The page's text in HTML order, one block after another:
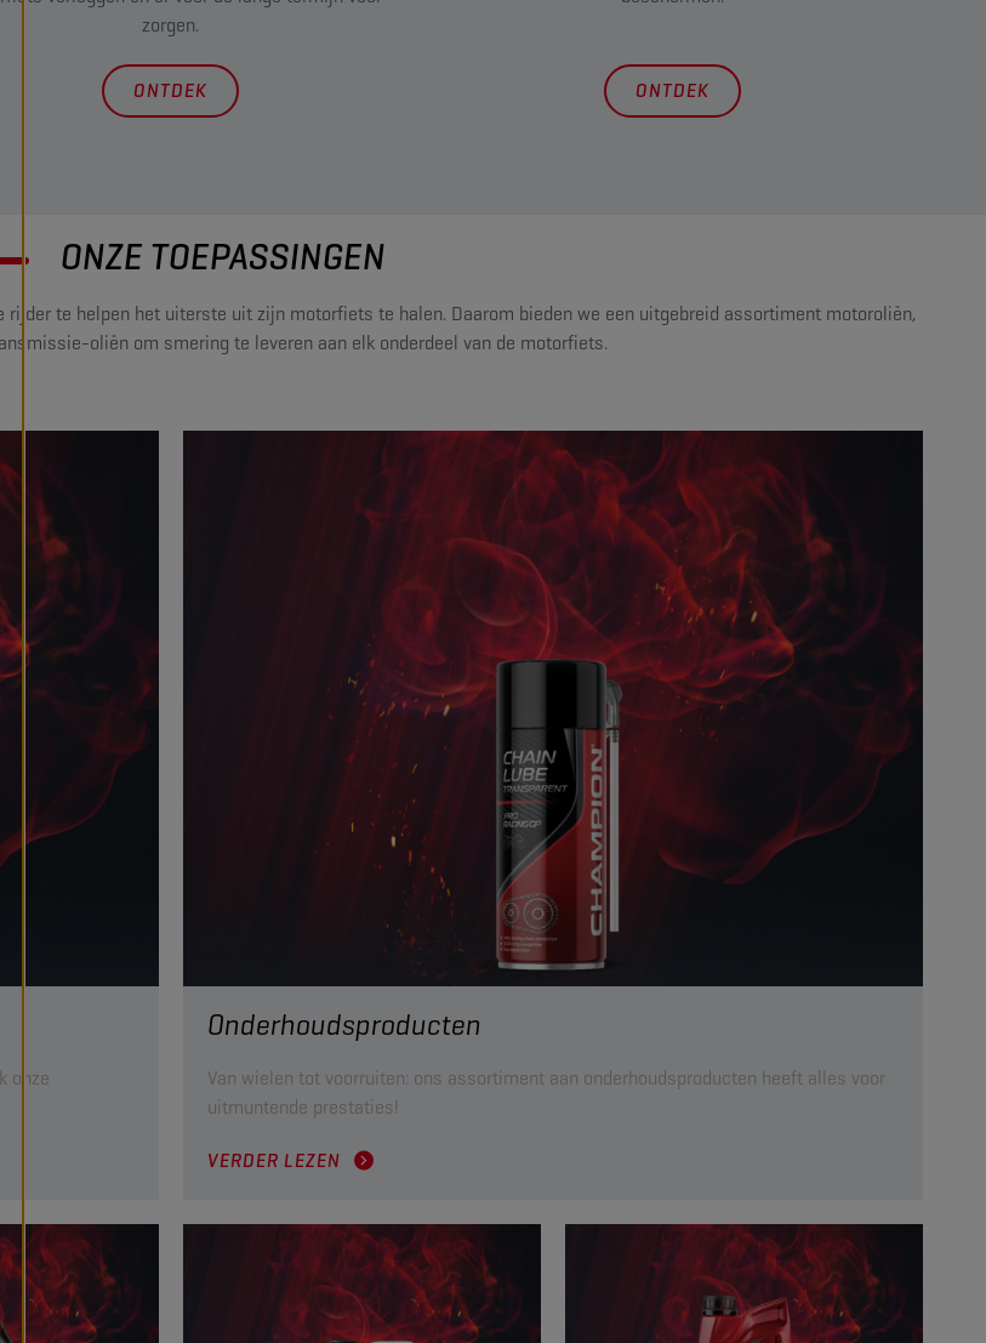
zorgen.
ONTDEK ONTDEK
ONZE TOEPASSINGEN
te helpen het uiterste uit zijn motorfiets te halen. Daarom bieden we een uitgebreid assortiment motoroliën,
oliën om smering te leveren aan elk onderdeel van de motorfiets.
onze
Onderhoudsproducten
Van wielen tot voorruiten: ons assortiment aan onderhoudsproducten heeft alles voor
uitmuntende prestaties!
VERDER LEZEN